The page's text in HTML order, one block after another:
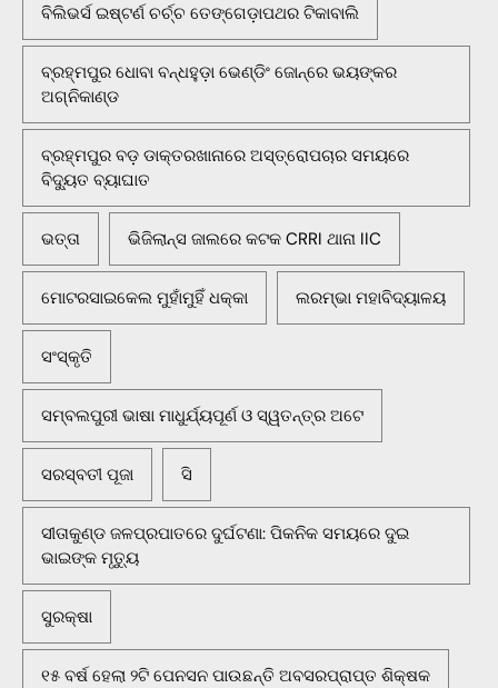
ବିଲିଭର୍ସ ଇଷ୍ଟର୍ଣ ଚର୍ଚ୍ଚ ତେଙ୍ଗେଡ଼ାପଥର ଟିକାବାଲି
ବ୍ରହ୍ମପୁର ଧୋବା ବନ୍ଧହୁଡ଼ା ଭେଣ୍ଡିଂ ଜୋନ୍‌ରେ ଭୟଙ୍କର
ଅଗ୍ନିକାଣ୍ଡ
ବ୍ରହ୍ମପୁର ବଡ଼ ଡାକ୍ତରଖାନାରେ ଅସ୍ତ୍ରୋପଚାର ସମୟରେ
ବିଦ୍ୟୁତ ବ୍ୟାଘାତ
ଭତ୍ତା ଭିଜିଲାନ୍ସ ଜାଲରେ କଟକ CRRI ଥାନା IIC
ମୋଟରସାଇକେଲ ମୁହାଁମୁହିଁ ଧକ୍କା ଲରମ୍ଭା ମହାବିଦ୍ୟାଳୟ
ସଂସ୍କୃତି
ସମ୍ବଲପୁରୀ ଭାଷା ମାଧୁର୍ଯ୍ୟପୂର୍ଣ ଓ ସ୍ୱତନ୍ତ୍ର ଅଟେ
ସରସ୍ବତୀ ପୂଜା ସି
ସୀତାକୁଣ୍ଡ ଜଳପ୍ରପାତରେ ଦୁର୍ଘଟଣା: ପିକନିକ ସମୟରେ ଦୁଇ
ଭାଇଙ୍କ ମୃତ୍ୟୁ
ସୁରକ୍ଷା
୧୫ ବର୍ଷ ହେଲା ୨ଟି ପେନସନ ପାଉଛନ୍ତି ଅବସରପ୍ରାପ୍ତ ଶିକ୍ଷକ